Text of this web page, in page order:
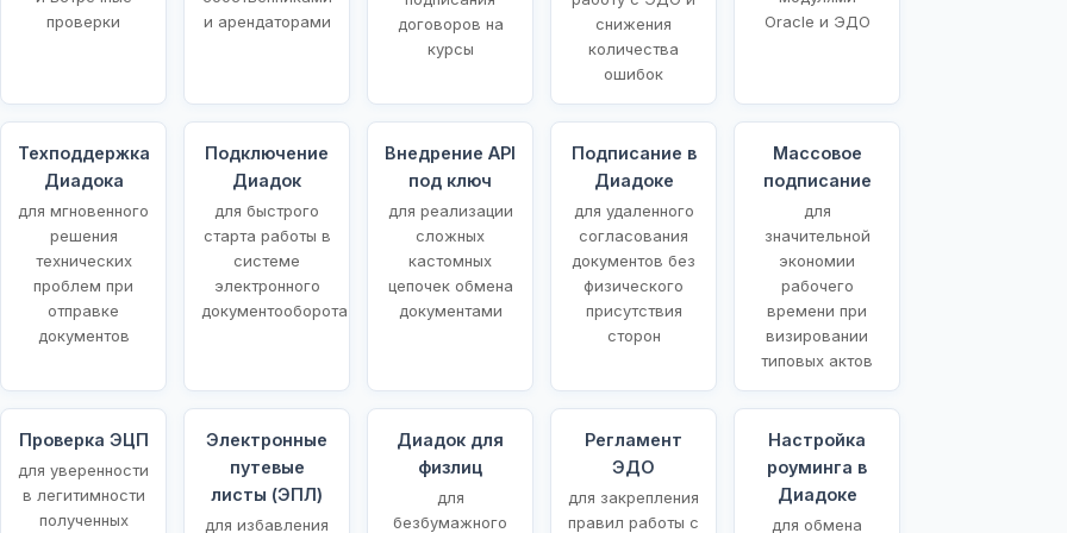
проверки
и арендаторами
договоров на
курсы
снижения
количества
ошибок
Oracle и ЭДО
Техподдержка
Диадока
для мгновенного
решения
технических
проблем при
отправке
документов
Подключение
Диадок
для быстрого
старта работы в
системе
электронного
документооборота
Внедрение API
под ключ
для реализации
сложных
кастомных
цепочек обмена
документами
Подписание в
Диадоке
для удаленного
согласования
документов без
физического
присутствия
сторон
Массовое
подписание
для
значительной
экономии
рабочего
времени при
визировании
типовых актов
Проверка ЭЦП
для уверенности
в легитимности
полученных
Электронные
путевые
листы (ЭПЛ)
для избавления
Диадок для
физлиц
для
безбумажного
Регламент
ЭДО
для закрепления
правил работы с
Настройка
роуминга в
Диадоке
для обмена